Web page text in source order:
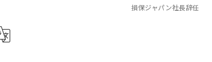
損保ジャパン社長辞任